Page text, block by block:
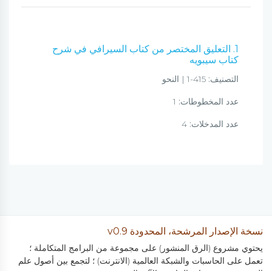
1. التعليق المختصر من كتاب السيرافي في شرح
كتاب سيبويه
التصنيف:
عدد المخطوطات:
عدد المدخلات:
نسخة الإصدار المرشحة، المحدودة v0.9
يحتوي مشروع (الرق المنشور) على مجموعة من البرامج المتكاملة ؛
تعمل على الحاسبات والشبكة العالمية (الانترنت) ؛ لتجمع بين أصول علم